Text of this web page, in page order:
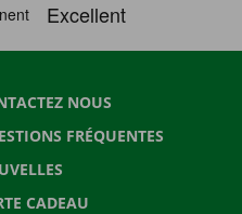
NOUS
FRÉQUENTES
CADEAU